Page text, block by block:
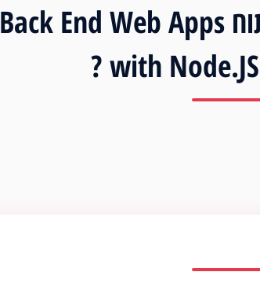
כמה מרוויחים בקורס פיתוח Back End Web Apps
with Node.JS